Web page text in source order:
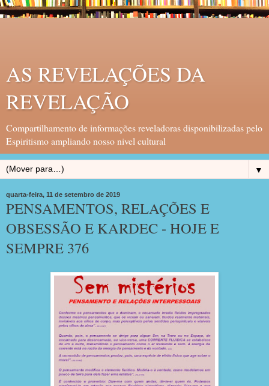
AS REVELAÇÕES DA
REVELAÇÃO
Compartilhamento de informações reveladoras disponibilizadas pelo
Espiritismo ampliando nosso nivel cultural
▼
quarta-feira, 11 de setembro de 2019
PENSAMENTOS, RELAÇÕES E
OBSESSÃO E KARDEC - HOJE E
SEMPRE 376